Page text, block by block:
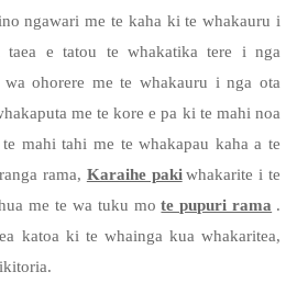
ngawari me te kaha ki te whakauru i
taea e tatou te whakatika tere i nga
ohorere me te whakauru i nga ota
me te kore e pa ki te mahi noa
mahi tahi me te whakapau kaha a te
rama, Karaihe paki whakarite i te
me te wa tuku mote pupuri rama .
katoa ki te whainga kua whakaritea,